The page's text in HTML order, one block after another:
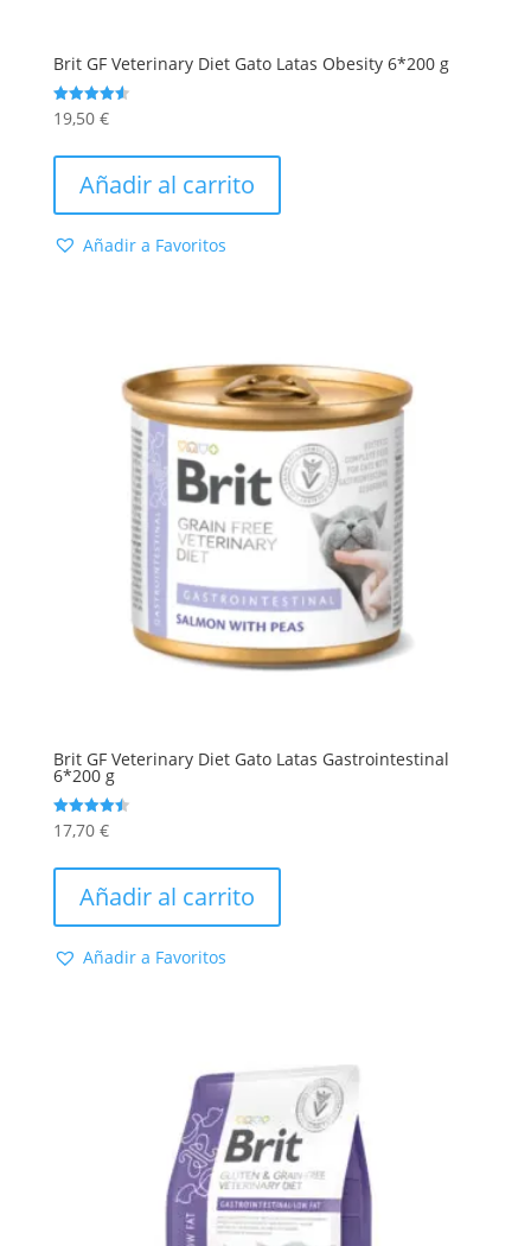
Brit GF Veterinary Diet Gato Latas Obesity 6*200 g
Valorado
con
de 5
19,50 €
Añadir al carrito
Añadir a Favoritos
Brit GF Veterinary Diet Gato Latas Gastrointestinal
6*200 g
Valorado
con
de 5
17,70 €
Añadir al carrito
Añadir a Favoritos